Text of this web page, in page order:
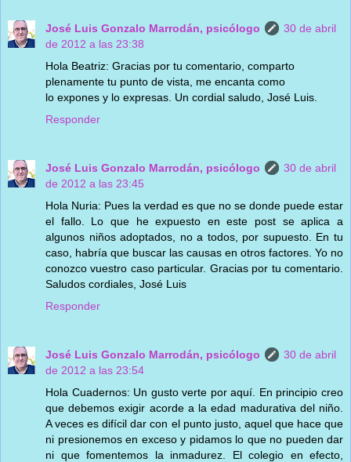
José Luis Gonzalo Marrodán, psicólogo
30 de abril
de 2012 a las 23:38
Hola Beatriz: Gracias por tu comentario, comparto
plenamente tu punto de vista, me encanta como
lo expones y lo expresas. Un cordial saludo, José Luis.
Responder
José Luis Gonzalo Marrodán, psicólogo
30 de abril
de 2012 a las 23:45
Hola Nuria: Pues la verdad es que no se donde puede estar
el fallo. Lo que he expuesto en este post se aplica a
algunos niños adoptados, no a todos, por supuesto. En tu
caso, habría que buscar las causas en otros factores. Yo no
conozco vuestro caso particular. Gracias por tu comentario.
Saludos cordiales, José Luis
Responder
José Luis Gonzalo Marrodán, psicólogo
30 de abril
de 2012 a las 23:54
Hola Cuadernos: Un gusto verte por aquí. En principio creo
que debemos exigir acorde a la edad madurativa del niño.
A veces es difícil dar con el punto justo, aquel que hace que
ni presionemos en exceso y pidamos lo que no pueden dar
ni que fomentemos la inmadurez. El colegio en efecto,